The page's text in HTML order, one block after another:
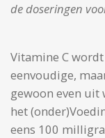
de doseringen
Vitamine C
eenvoudige,
gewoon even uit
het
eens 100